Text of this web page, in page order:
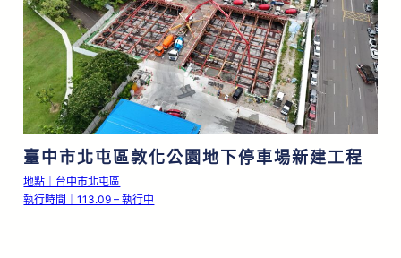
臺中市北屯區敦化公園地下停車場新建工程
地點｜台中市北屯區
執行時間｜113.09 – 執行中